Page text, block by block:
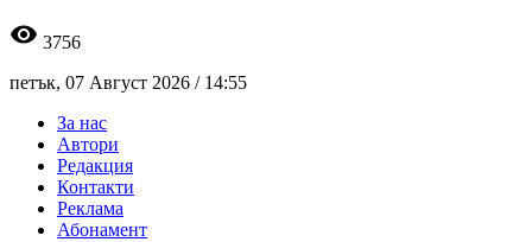
visibility 3756
петък, 07 Август 2026 / 14:55
За нас
Автори
Редакция
Контакти
Реклама
Абонамент